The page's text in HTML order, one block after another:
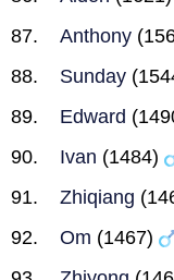
Anthony
Sunday
Edward
Ivan (1484)
Zhiqiang
Om (1467)